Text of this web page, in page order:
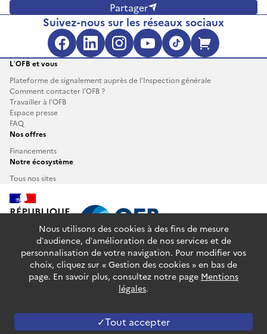
Partager
Suivez-nous sur les réseaux sociaux
Facebook (s'ouvre dans une
LinkedIn (s'ouvre dans
Instagram (s'ouvre
YouTube
TikTok
L’OFB et vous
Plateforme de signalement auprès de l’Inspection générale
Comment contacter l'OFB ?
Travailler à l’OFB
Espace presse
FAQ
Nos offres
Financements
Notre écosystème
Tous nos sites
info.gouv.fr service-public.fr
legifrance.gouv.fr
data.gouv.fr
Mentions légales Données personnelles Gestion des cookies
Nous utilisons des cookies à des fins de mesure
d’audience, d’amélioration de nos services et de
personnalisation de votre navigation. Pour modifier vos
choix, cliquez sur « Gestion des cookies » en bas de
page. En savoir plus, consultez notre page Mentions
légales.
Tout accepter